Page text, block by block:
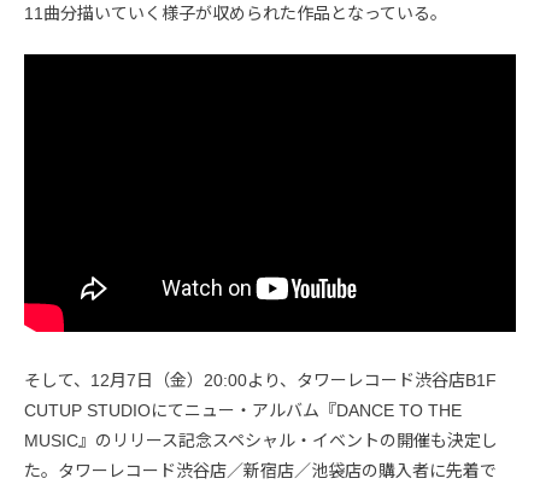
11曲分描いていく様子が収められた作品となっている。
そして、12月7日（金）20:00より、タワーレコード渋谷店B1F
CUTUP STUDIOにてニュー・アルバム『DANCE TO THE
MUSIC』のリリース記念スペシャル・イベントの開催も決定し
た。タワーレコード渋谷店／新宿店／池袋店の購入者に先着で